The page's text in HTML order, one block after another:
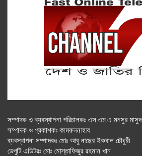
সম্পাদক ও ব্যবস্থাপনা পরিচালকঃ এস.এম.এ মনসুর মাসুদ
সম্পাদক ও প্রকাশকঃ কামরুননাহার
ব্যবস্থাপনা সম্পাদকঃ মোঃ আবু নাছের ইকবাল চৌধুরী
ডেপুটি এডিটরঃ মোঃ মোস্তাফিজুর রহমান খান